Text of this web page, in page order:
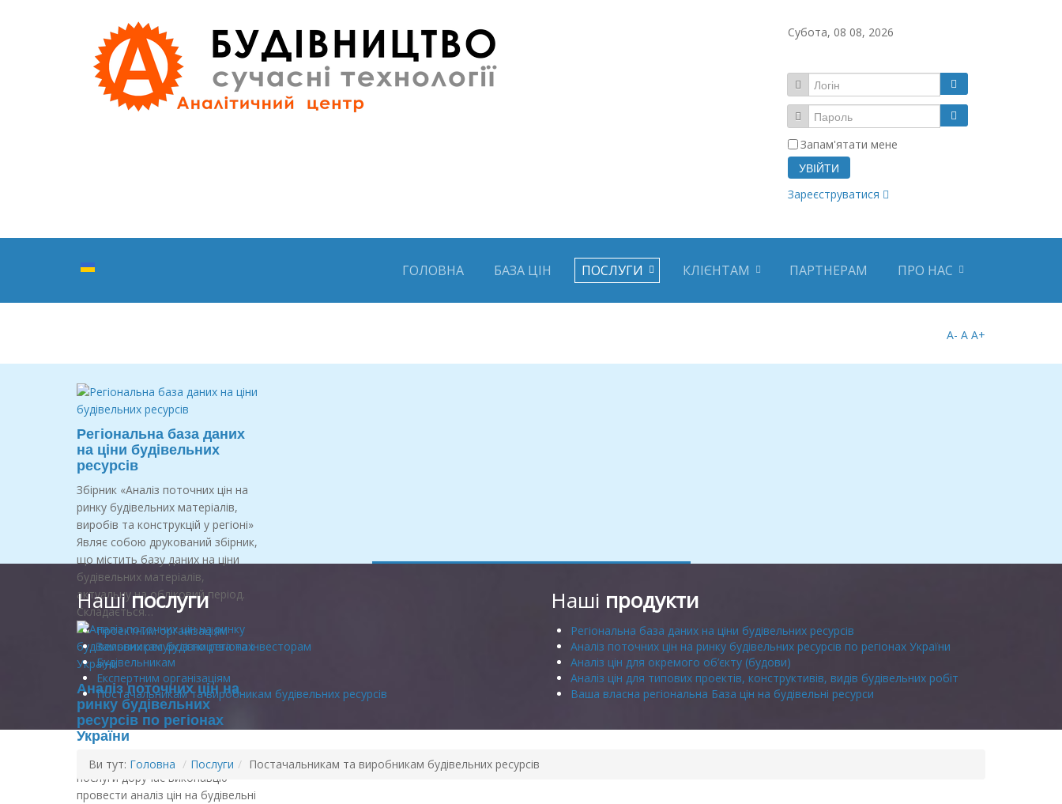
Субота, 08 08, 2026
Запам'ятати мене
УВІЙТИ
Зареєструватися
ГОЛОВНА БАЗА ЦІН ПОСЛУГИ КЛІЄНТАМ ПАРТНЕРАМ ПРО НАС
A- A A+
Регіональна база даних
на ціни будівельних
ресурсів
Збірник «Аналіз поточних цін на
ринку будівельних матеріалів,
виробів та конструкцій у регіоні»
Являє собою друкований збірник,
що містить базу даних на ціни
будівельних матеріалів,
актуальну на обліковий період.
Складається…
Аналіз поточних цін на
ринку будівельних
ресурсів по регіонах
України
Згідно Договору замовник
послуги доручає виконавцю
провести аналіз цін на будівельні
Нашіпослуги
Проектним організаціям
Замовникам будівництва та інвесторам
Будівельникам
Експертним організаціям
Постачальникам та виробникам будівельних ресурсів
Наші продукти
Регіональна база даних на ціни будівельних ресурсів
Аналіз поточних цін на ринку будівельних ресурсів по регіонах України
Аналіз цін для окремого об’єкту (будови)
Аналіз цін для типових проектів, конструктивів, видів будівельних робіт
Ваша власна регіональна База цін на будівельні ресурси
Ви тут: Головна / Послуги / Постачальникам та виробникам будівельних ресурсів